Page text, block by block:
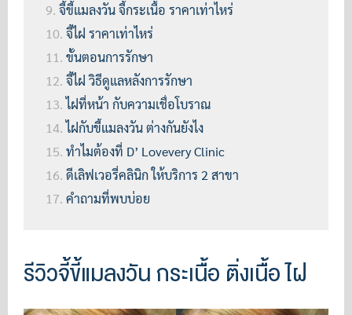
จี้ขี้แมลงวัน จี้กระเนื้อ ราคาเท่าไหร่
จี้ไฝ ราคาเท่าไหร่
ขั้นตอนการรักษา
จี้ไฝ วิธีดูแลหลังการรักษา
ไฝที่หน้า กับความเชื่อโบราณ
ไฝกับขี้แมลงวัน ต่างกันยังไง
ทำไมต้องที่ D’ Lovevery Clinic
ดีเลิฟเวอรี่คลินิก ให้บริการ 2 สาขา
คำถามที่พบบ่อย
รีวิวจี้ขี้แมลงวัน กระเนื้อ ติ่งเนื้อ ไฝ